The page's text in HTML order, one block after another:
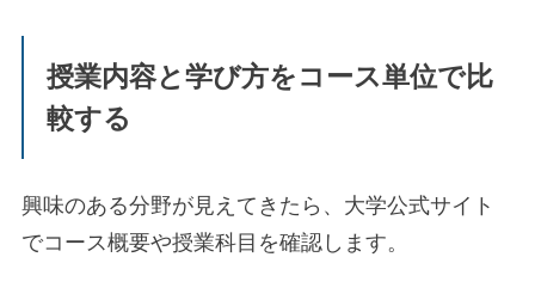
授業内容と学び方をコース単位で比
較する
興味のある分野が見えてきたら、大学公式サイト
でコース概要や授業科目を確認します。